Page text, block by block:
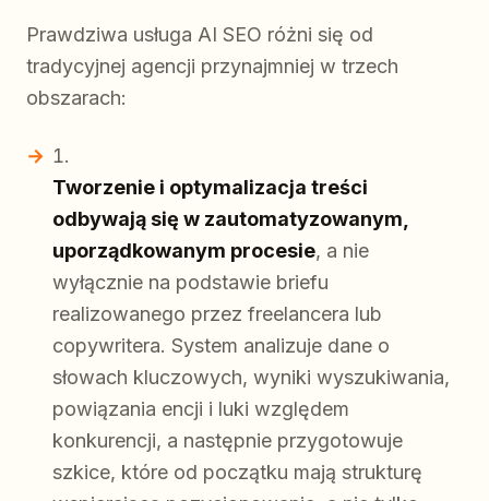
Prawdziwa usługa AI SEO różni się od
tradycyjnej agencji przynajmniej w trzech
obszarach:
Tworzenie i optymalizacja treści
odbywają się w zautomatyzowanym,
uporządkowanym procesie, a nie
wyłącznie na podstawie briefu
realizowanego przez freelancera lub
copywritera. System analizuje dane o
słowach kluczowych, wyniki wyszukiwania,
powiązania encji i luki względem
konkurencji, a następnie przygotowuje
szkice, które od początku mają strukturę